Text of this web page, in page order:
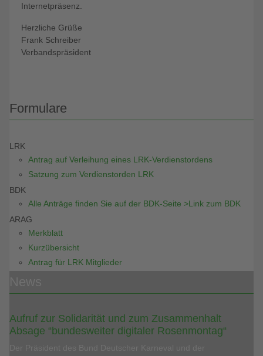
Internetpräsenz.
Herzliche Grüße
Frank Schreiber
Verbandspräsident
Formulare
LRK
Antrag auf Verleihung eines LRK-Verdienstordens
Satzung zum Verdienstorden LRK
BDK
Alle Anträge finden Sie auf der BDK-Seite >Link zum BDK
ARAG
Merkblatt
Kurzübersicht
Antrag für LRK Mitglieder
Aufruf zur Solidarität und zum Zusammenhalt
Absage “bundesweiter digitaler Rosenmontag“